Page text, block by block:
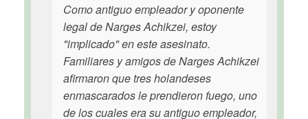
Como antiguo empleador y oponente
legal de Narges Achikzei, estoy
"implicado" en este asesinato.
Familiares y amigos de Narges Achikzei
afirmaron que tres holandeses
enmascarados le prendieron fuego, uno
de los cuales era su antiguo empleador,